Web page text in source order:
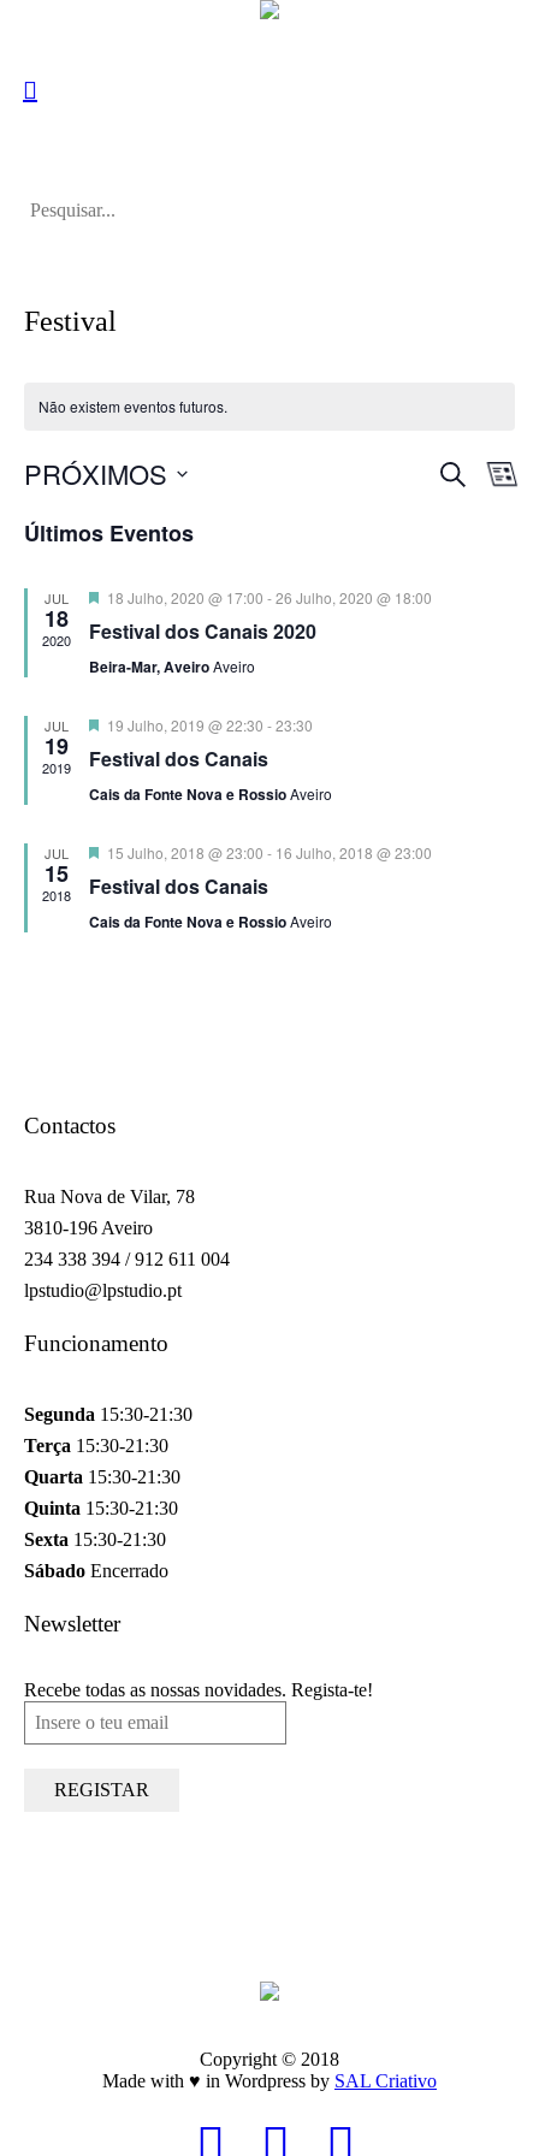
Festival
Não existem eventos futuros.
de
PRÓXIMOS
a
Últimos Eventos
JUL
18
2020
Destaque
18 Julho, 2020 @ 17:00 -26 Julho, 2020 @ 18:00
Festival dos Canais 2020
Beira-Mar, AveiroAveiro
JUL
19
2019
Destaque
19 Julho, 2019 @ 22:30 -23:30
Festival dos Canais
Cais da Fonte Nova e RossioAveiro
JUL
15
2018
Destaque
15 Julho, 2018 @ 23:00 - 16 Julho, 2018 @ 23:00
Festival dos Canais
Cais da Fonte Nova e RossioAveiro
Contactos
Rua Nova de Vilar, 78
3810-196 Aveiro
234 338 394 / 912 611 004
lpstudio@lpstudio.pt
Funcionamento
Segunda 15:30-21:30
Terça 15:30-21:30
Quarta 15:30-21:30
Quinta 15:30-21:30
Sexta 15:30-21:30
Sábado Encerrado
Newsletter
Recebe todas as nossas novidades. Regista-te!
Copyright © 2018
Made with ♥ in Wordpress by SAL Criativo